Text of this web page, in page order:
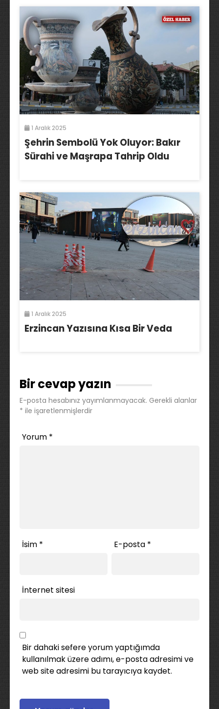
1 Aralık 2025
Şehrin Sembolü Yok Oluyor: Bakır
Sürahi ve Maşrapa Tahrip Oldu
1 Aralık 2025
Erzincan Yazısına Kısa Bir Veda
Bir cevap yazın
E-posta hesabınız yayımlanmayacak. Gerekli alanlar
* ile işaretlenmişlerdir
Yorum *
İsim * E-posta *
İnternet sitesi
Bir dahaki sefere yorum yaptığımda
kullanılmak üzere adımı, e-posta adresimi ve
web site adresimi bu tarayıcıya kaydet.